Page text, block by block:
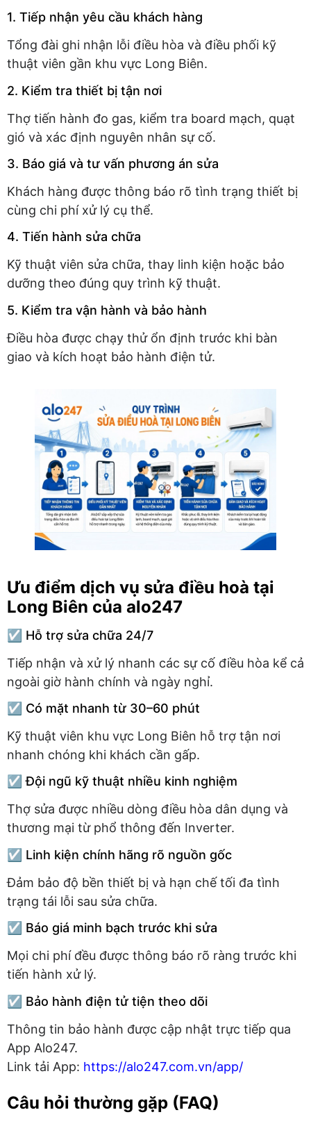
1. Tiếp nhận yêu cầu khách hàng
Tổng đài ghi nhận lỗi điều hòa và điều phối kỹ
thuật viên gần khu vực Long Biên.
2. Kiểm tra thiết bị tận nơi
Thợ tiến hành đo gas, kiểm tra board mạch, quạt
gió và xác định nguyên nhân sự cố.
3. Báo giá và tư vấn phương án sửa
Khách hàng được thông báo rõ tình trạng thiết bị
cùng chi phí xử lý cụ thể.
4. Tiến hành sửa chữa
Kỹ thuật viên sửa chữa, thay linh kiện hoặc bảo
dưỡng theo đúng quy trình kỹ thuật.
5. Kiểm tra vận hành và bảo hành
Điều hòa được chạy thử ổn định trước khi bàn
giao và kích hoạt bảo hành điện tử.
Ưu điểm dịch vụ sửa điều hoà tại
Long Biên của alo247
☑️ Hỗ trợ sửa chữa 24/7
Tiếp nhận và xử lý nhanh các sự cố điều hòa kể cả
ngoài giờ hành chính và ngày nghỉ.
☑️ Có mặt nhanh từ 30–60 phút
Kỹ thuật viên khu vực Long Biên hỗ trợ tận nơi
nhanh chóng khi khách cần gấp.
☑️ Đội ngũ kỹ thuật nhiều kinh nghiệm
Thợ sửa được nhiều dòng điều hòa dân dụng và
thương mại từ phổ thông đến Inverter.
☑️ Linh kiện chính hãng rõ nguồn gốc
Đảm bảo độ bền thiết bị và hạn chế tối đa tình
trạng tái lỗi sau sửa chữa.
☑️ Báo giá minh bạch trước khi sửa
Mọi chi phí đều được thông báo rõ ràng trước khi
tiến hành xử lý.
☑️ Bảo hành điện tử tiện theo dõi
Thông tin bảo hành được cập nhật trực tiếp qua
App Alo247.
Link tải App: https://alo247.com.vn/app/
Câu hỏi thường gặp (FAQ)